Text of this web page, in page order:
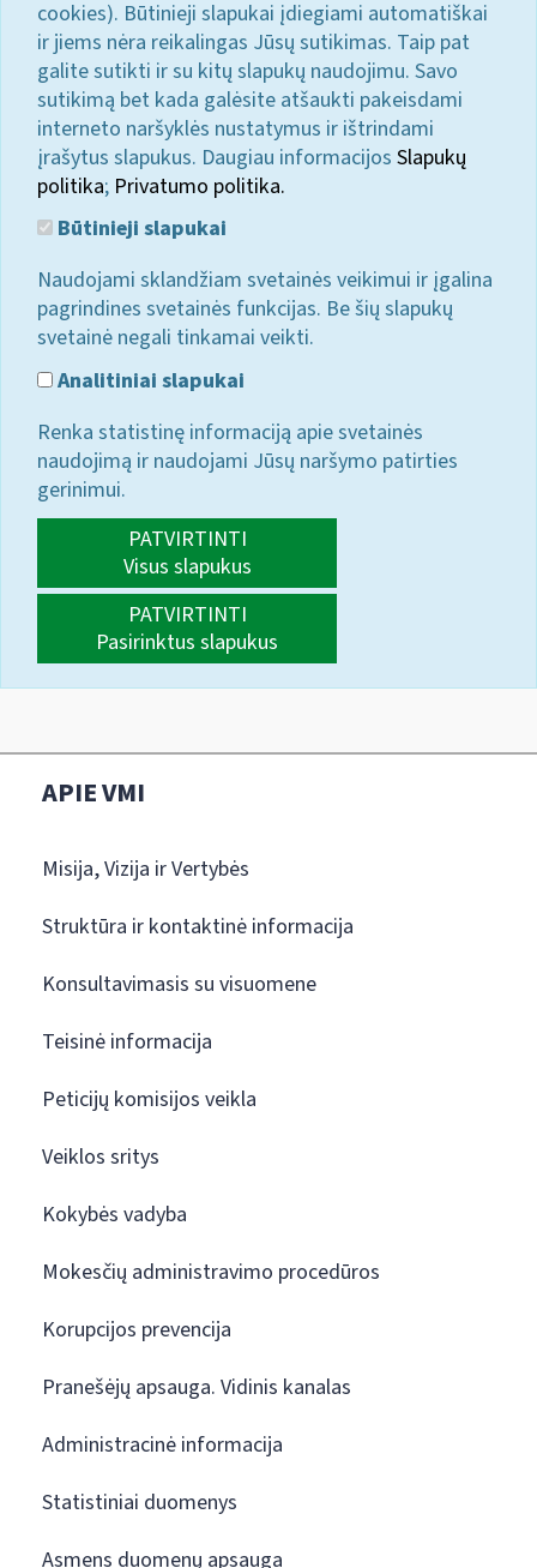
cookies). Būtinieji slapukai įdiegiami automatiškai
ir jiems nėra reikalingas Jūsų sutikimas. Taip pat
galite sutikti ir su kitų slapukų naudojimu. Savo
sutikimą bet kada galėsite atšaukti pakeisdami
interneto naršyklės nustatymus ir ištrindami
įrašytus slapukus. Daugiau informacijos Slapukų
politika; Privatumo politika.
Būtinieji slapukai
Naudojami sklandžiam svetainės veikimui ir įgalina
pagrindines svetainės funkcijas. Be šių slapukų
svetainė negali tinkamai veikti.
Analitiniai slapukai
Renka statistinę informaciją apie svetainės
naudojimą ir naudojami Jūsų naršymo patirties
gerinimui.
PATVIRTINTI
Visus slapukus
PATVIRTINTI
Pasirinktus slapukus
APIE VMI
Misija, Vizija ir Vertybės
Struktūra ir kontaktinė informacija
Konsultavimasis su visuomene
Teisinė informacija
Peticijų komisijos veikla
Veiklos sritys
Kokybės vadyba
Mokesčių administravimo procedūros
Korupcijos prevencija
Pranešėjų apsauga. Vidinis kanalas
Administracinė informacija
Statistiniai duomenys
Asmens duomenų apsauga